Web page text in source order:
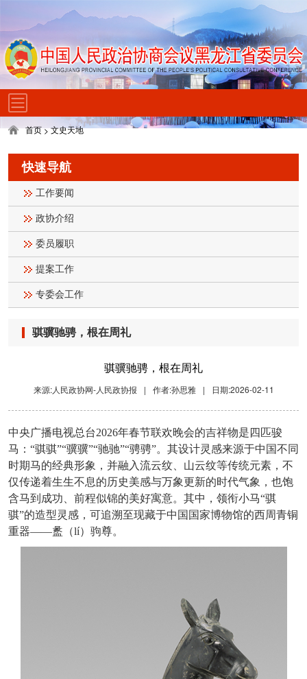
首页>文史天地
快速导航
工作要闻
政协介绍
委员履职
提案工作
专委会工作
骐骥驰骋，根在周礼
骐骥驰骋，根在周礼
来源:人民政协网-人民政协报
| 作者:孙思雅 | 日期:2026-02-11
中央广播电视总台2026年春节联欢晚会的吉祥物是四匹骏
马：“骐骐”“骥骥”“驰驰”“骋骋”。其设计灵感来源于中国不同
时期马的经典形象，并融入流云纹、山云纹等传统元素，不
仅传递着生生不息的历史美感与万象更新的时代气象，也饱
含马到成功、前程似锦的美好寓意。其中，领衔小马“骐
骐”的造型灵感，可追溯至现藏于中国国家博物馆的西周青铜
重器——盠（lí）驹尊。